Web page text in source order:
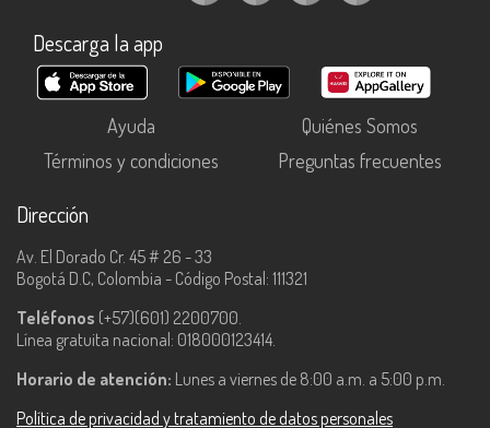
Descarga la app
Ayuda
Quiénes Somos
Términos y condiciones
Preguntas frecuentes
Dirección
Av. El Dorado Cr. 45 # 26 - 33
Bogotá D.C, Colombia - Código Postal: 111321
Teléfonos (+57)(601) 2200700.
Línea gratuita nacional: 018000123414.
Horario de atención: Lunes a viernes de 8:00 a.m. a 5:00 p.m.
Política de privacidad y tratamiento de datos personales